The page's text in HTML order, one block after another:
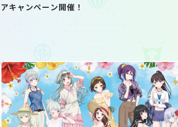
アキャンペーン開催！